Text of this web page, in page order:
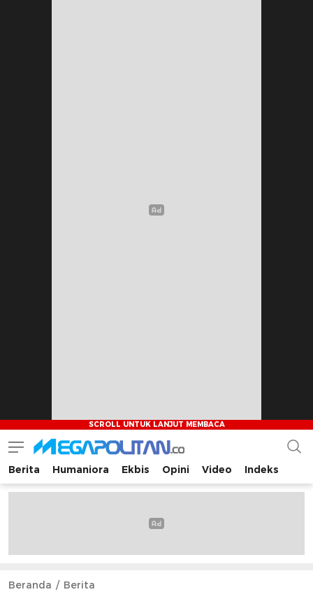
Megapolitan.co
Menyajikan berita-berita fakta bagi pembaca
Berita Humaniora Ekbis Opini Video Indeks
Beranda Berita